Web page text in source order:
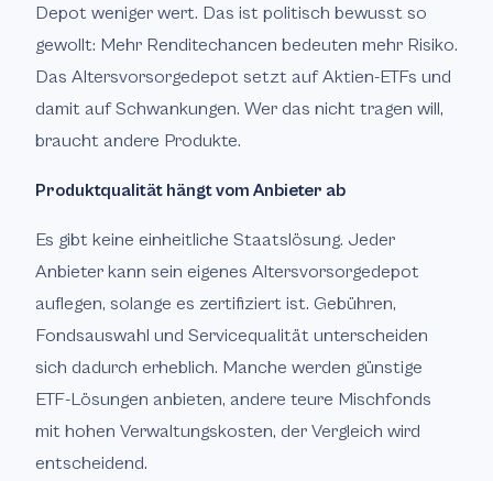
Depot weniger wert. Das ist politisch bewusst so
gewollt: Mehr Renditechancen bedeuten mehr Risiko.
Das Altersvorsorgedepot setzt auf Aktien-ETFs und
damit auf Schwankungen. Wer das nicht tragen will,
braucht andere Produkte.
Produktqualität hängt vom Anbieter ab
Es gibt keine einheitliche Staatslösung. Jeder
Anbieter kann sein eigenes Altersvorsorgedepot
auflegen, solange es zertifiziert ist. Gebühren,
Fondsauswahl und Servicequalität unterscheiden
sich dadurch erheblich. Manche werden günstige
ETF-Lösungen anbieten, andere teure Mischfonds
mit hohen Verwaltungskosten, der Vergleich wird
entscheidend.